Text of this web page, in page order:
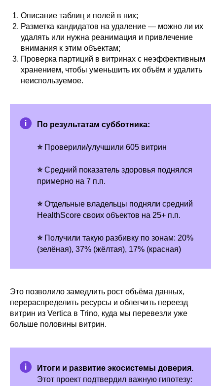
Описание таблиц и полей в них;
Разметка кандидатов на удаление — можно ли их
удалять или нужна реанимация и привлечение
внимания к этим объектам;
Проверка партиций в витринах с неэффективным
хранением, чтобы уменьшить их объём и удалить
неиспользуемое.
По результатам субботника:
⭐ Проверили/улучшили 605 витрин
⭐Средний показатель здоровья поднялся
примерно на 7 п.п.
⭐Отдельные владельцы подняли средний
HealthScore своих объектов на 25+ п.п.
⭐ Получили такую разбивку по зонам: 20%
(зелёная), 37% (жёлтая), 17% (красная)
Это позволило замедлить рост объёма данных,
перераспределить ресурсы и облегчить переезд
витрин из Vertica в Trino, куда мы перевезли уже
больше половины витрин.
Итоги и развитие экосистемы доверия.
Этот проект подтвердил важную гипотезу: